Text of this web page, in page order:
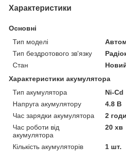
Характеристики
Основні
Тип моделі
Тип бездротового зв'язку
Стан
Характеристики акумулятора
Тип акумулятора
Ni-Cd
Напруга акумулятору
4.8 В
Час зарядки акумулятора
2
Час роботи від
акумулятора
20 хв
Кількість акумуляторів
1 шт.